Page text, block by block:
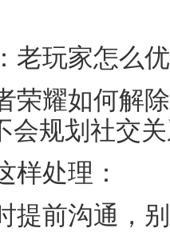
老玩家怎么
荣耀如何解
会规划社交
样处理：
提前沟通，